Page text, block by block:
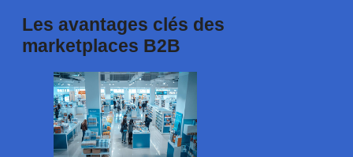
Les avantages clés des
marketplaces B2B